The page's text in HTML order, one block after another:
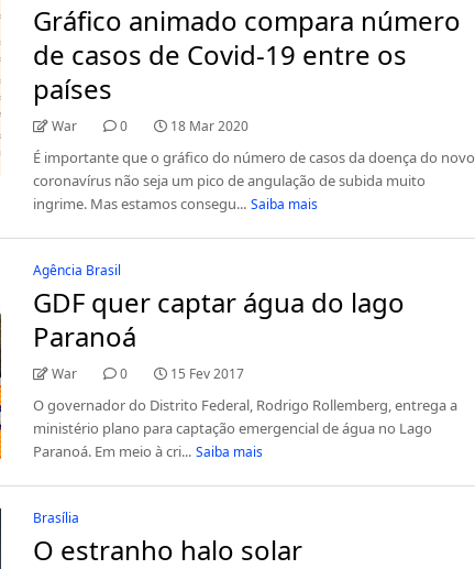
Gráfico animado compara número
de casos de Covid-19 entre os
países
War 0 18 Mar 2020
É importante que o gráfico do número de casos da doença do novo
coronavírus não seja um pico de angulação de subida muito
ingrime. Mas estamos consegu... Saiba mais
Agência Brasil
GDF quer captar água do lago
Paranoá
War 0 15 Fev 2017
O governador do Distrito Federal, Rodrigo Rollemberg, entrega a
ministério plano para captação emergencial de água no Lago
Paranoá. Em meio à cri... Saiba mais
Brasília
O estranho halo solar